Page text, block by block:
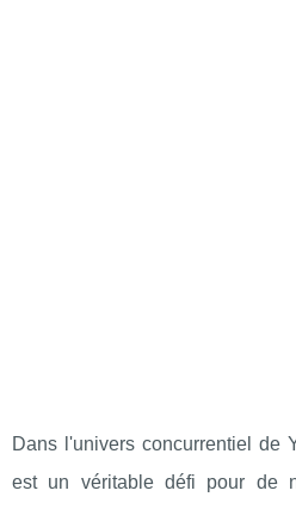
Dans l'univers concurrentiel de
est un véritable défi pour de